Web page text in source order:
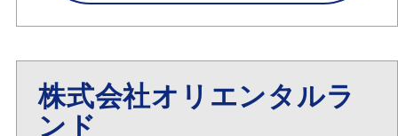
株式会社オリエンタルラ
ンド